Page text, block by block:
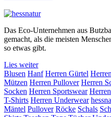
Das Eco-Unternehmen aus
gemacht, als die meisten
so etwas gibt.
Lies weiter
Blusen Hanf Herren Gürtel
Mützen Herren Pullover Herren
Socken Herren Sportswear
T-Shirts Herren Underwear
Mäntel Pullover Röcke Schals